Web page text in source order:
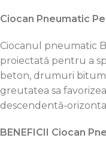
Ciocan Pneumatic
Ciocanul pneumatic
proiectată pentru a
beton, drumuri
greutatea sa
descendentă-
BENEFICII Ciocan